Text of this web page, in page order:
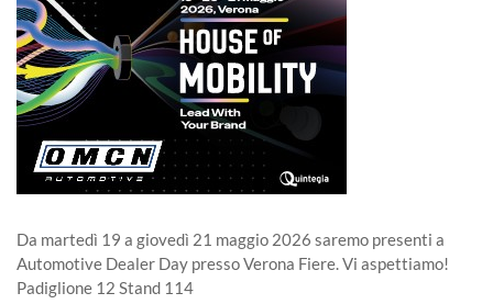
Da martedì 19 a giovedì 21 maggio 2026 saremo presenti a
Automotive Dealer Day presso Verona Fiere. Vi aspettiamo!
Padiglione 12 Stand 114